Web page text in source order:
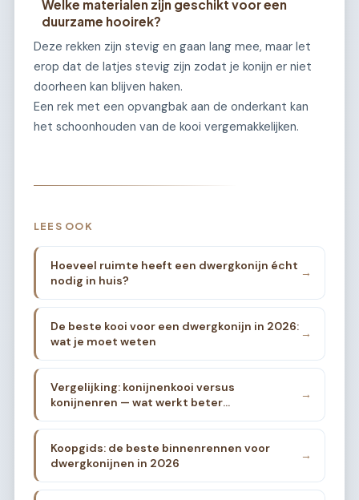
Welke materialen zijn geschikt voor een
duurzame hooirek?
Deze rekken zijn stevig en gaan lang mee, maar let
erop dat de latjes stevig zijn zodat je konijn er niet
doorheen kan blijven haken.
Een rek met een opvangbak aan de onderkant kan
het schoonhouden van de kooi vergemakkelijken.
LEES OOK
Hoeveel ruimte heeft een dwergkonijn écht
nodig in huis?
→
De beste kooi voor een dwergkonijn in 2026:
wat je moet weten
→
Vergelijking: konijnenkooi versus
konijnenren — wat werkt beter
binnenshuis?
→
Koopgids: de beste binnenrennen voor
dwergkonijnen in 2026
→